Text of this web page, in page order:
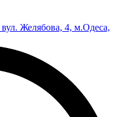
вул. Желябова, 4, м.Одеса,